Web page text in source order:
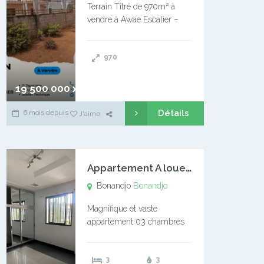
19 500 000 xaf
Terrain Titré de 970m² à
vendre à Awae Escalier –
l’Université Catholique –
970
6 mois depuis J'aime Détails
A
ppartement A louer Bonandjo
Bonandjo Bonandjo
Magnifique et vaste
appartement 03 chambres
douches 01 vaste salon 01
3 3